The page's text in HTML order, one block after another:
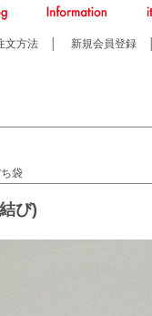
文方法 新規会員登録
袋
び)